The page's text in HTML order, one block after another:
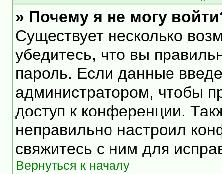
» Почему я не могу
Существует несколько
убедитесь, что вы
пароль. Если данные
администратором, чтобы
доступ к конференции.
неправильно настроил
свяжитесь с ним для
Вернуться к началу